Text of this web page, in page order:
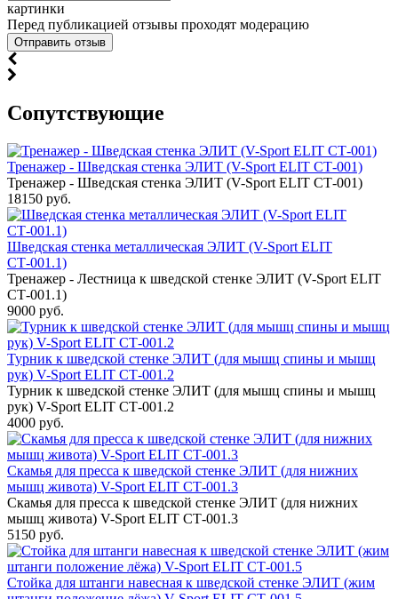
картинки
Перед публикацией отзывы проходят модерацию
Cопутствующие
Тренажер - Шведская стенка ЭЛИТ (V-Sport ELIT СТ-001)
Тренажер - Шведская стенка ЭЛИТ (V-Sport ELIT СТ-001)
18150 руб.
Шведская стенка металлическая ЭЛИТ (V-Sport ELIT
СТ-001.1)
Тренажер - Лестница к шведской стенке ЭЛИТ (V-Sport ELIT
СТ-001.1)
9000 руб.
Турник к шведской стенке ЭЛИТ (для мышц спины и мышц
рук) V-Sport ELIT СТ-001.2
Турник к шведской стенке ЭЛИТ (для мышц спины и мышц
рук) V-Sport ELIT СТ-001.2
4000 руб.
Скамья для пресса к шведской стенке ЭЛИТ (для нижних
мышц живота) V-Sport ELIT СТ-001.3
Скамья для пресса к шведской стенке ЭЛИТ (для нижних
мышц живота) V-Sport ELIT СТ-001.3
5150 руб.
Стойка для штанги навесная к шведской стенке ЭЛИТ (жим